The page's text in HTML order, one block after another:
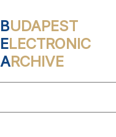
BUDAPEST
ELECTRONIC
ARCHIVE